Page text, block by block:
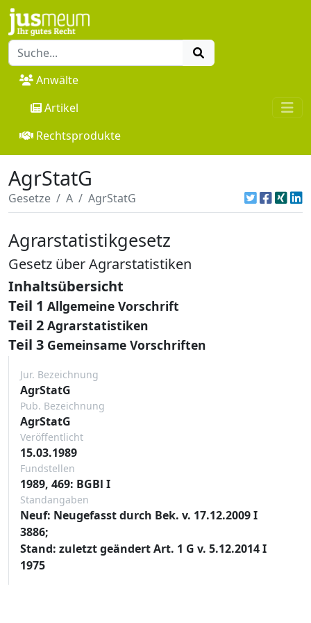
Anwälte
Artikel
Rechtsprodukte
AgrStatG
Gesetze A AgrStatG
Agrarstatistikgesetz
Gesetz über Agrarstatistiken
Inhaltsübersicht
Teil 1 Allgemeine Vorschrift
Teil 2 Agrarstatistiken
Teil 3 Gemeinsame Vorschriften
Jur. Bezeichnung
AgrStatG
Pub. Bezeichnung
AgrStatG
Veröffentlicht
15.03.1989
Fundstellen
1989, 469: BGBl I
Standangaben
Neuf: Neugefasst durch Bek. v. 17.12.2009 I
3886;
Stand: zuletzt geändert Art. 1 G v. 5.12.2014 I
1975